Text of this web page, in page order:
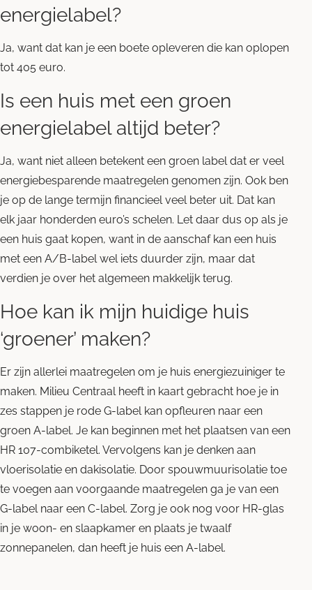
energielabel?
Ja, want dat kan je een boete opleveren die kan oplopen
tot 405 euro.
Is een huis met een groen
energielabel altijd beter?
Ja, want niet alleen betekent een groen label dat er veel
energiebesparende maatregelen genomen zijn. Ook ben
je op de lange termijn financieel veel beter uit. Dat kan
elk jaar honderden euro’s schelen. Let daar dus op als je
een huis gaat kopen, want in de aanschaf kan een huis
met een A/B-label wel iets duurder zijn, maar dat
verdien je over het algemeen makkelijk terug.
Hoe kan ik mijn huidige huis
‘groener’ maken?
Er zijn allerlei maatregelen om je huis energiezuiniger te
maken. Milieu Centraal heeft in kaart gebracht hoe je in
zes stappen je rode G-label kan opfleuren naar een
groen A-label. Je kan beginnen met het plaatsen van een
HR 107-combiketel. Vervolgens kan je denken aan
vloerisolatie en dakisolatie. Door spouwmuurisolatie toe
te voegen aan voorgaande maatregelen ga je van een
G-label naar een C-label. Zorg je ook nog voor HR-glas
in je woon- en slaapkamer en plaats je twaalf
zonnepanelen, dan heeft je huis een A-label.